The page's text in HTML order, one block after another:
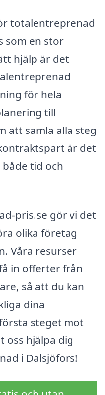
totalentreprenad
som en stor
hjälp är det
för hela
till
att samla alla steg
är det
tid och
pris.se gör vi det
olika företag
Våra resurser
in offerter från
så att du kan
dina
steget mot
oss hjälpa dig
i Dalsjöfors!